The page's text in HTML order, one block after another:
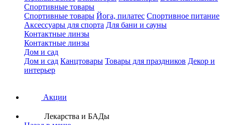
Спортивные товары
Спортивные товары Йога, пилатес Спортивное питание
Аксессуары для спорта Для бани и сауны
Контактные линзы
Контактные линзы
Дом и сад
Дом и сад Канцтовары Товары для праздников Декор и
интерьер
Акции
Лекарства и БАДы